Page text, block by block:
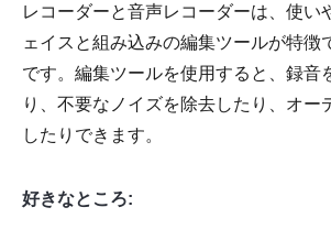
レコーダーと音声レコーダーは、使い
ェイスと組み込みの編集ツールが特徴
です。編集ツールを使用すると、録音
り、不要なノイズを除去したり、オー
したりできます。
好きなところ: